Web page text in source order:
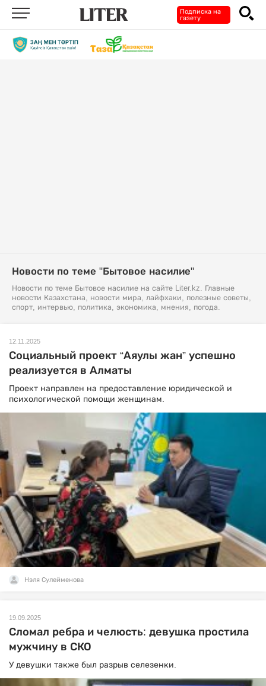
Подписка на
газету
Новости по теме "Бытовое насилие"
Новости по теме Бытовое насилие на сайте Liter.kz. Главные
новости Казахстана, новости мира, лайфхаки, полезные советы,
спорт, интервью, политика, экономика, мнения, погода.
12.11.2025
Социальный проект “Аяулы жан” успешно
реализуется в Алматы
Проект направлен на предоставление юридической и
психологической помощи женщинам.
Нэля Сулейменова
19.09.2025
Сломал ребра и челюсть: девушка простила
мужчину в СКО
У девушки также был разрыв селезенки.